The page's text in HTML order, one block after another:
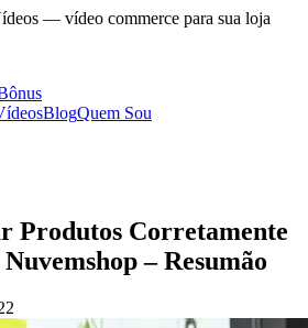
— vídeo commerce para sua loja
BlogQuem Sou
Produtos Corretamente
– Resumão